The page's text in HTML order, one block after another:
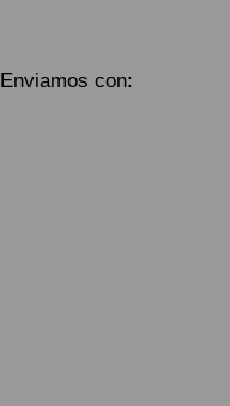
Enviamos con: